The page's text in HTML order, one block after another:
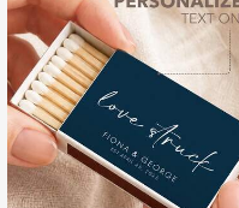
ม, ปิดซองจดหมาย